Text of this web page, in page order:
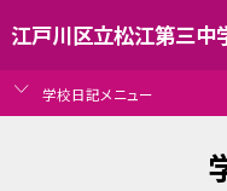
江戸川区立松江第三中
学校日記メニュー